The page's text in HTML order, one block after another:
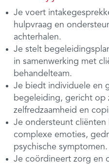
Je voert
hulpvraag en
achterhalen.
Je stelt
in samenwerking met
behandelteam.
Je biedt individuele en
begeleiding, gericht op
zelfredzaamheid en
Je ondersteunt
complexe emoties,
psychische symptomen.
Je coördineert zorg en